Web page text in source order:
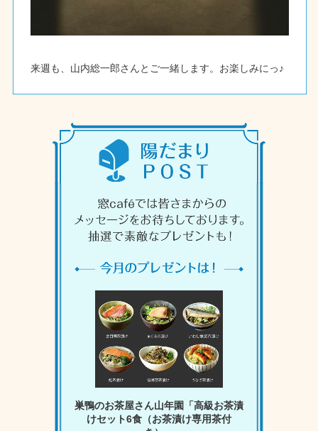
来週も、山内総一郎さんとご一緒します。お楽しみにっ♪
巣鴨のお茶屋さん山年園「高級お茶漬
けセット6食（お茶漬け専用茶付